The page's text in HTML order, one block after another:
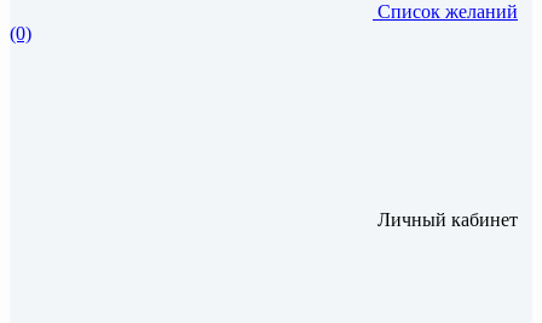
Список желаний
(0)
Личный кабинет